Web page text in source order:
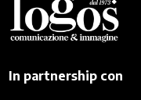
In partnership con